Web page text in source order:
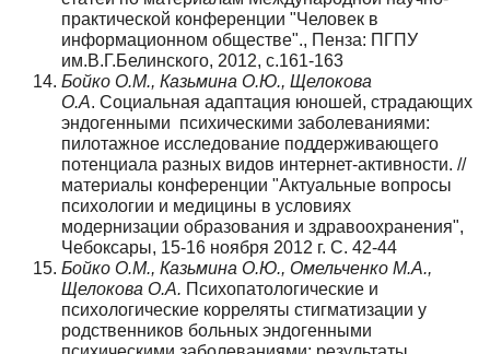
практической конференции "Человек в
информационном обществе"., Пенза: ПГПУ
им.В.Г.Белинского, 2012, с.161-163
Бойко О.М., Казьмина О.Ю., Щелокова
О.А. Социальная адаптация юношей, страдающих
эндогенными психическими заболеваниями:
пилотажное исследование поддерживающего
потенциала разных видов интернет-активности. //
материалы конференции "Актуальные вопросы
психологии и медицины в условиях
модернизации образования и здравоохранения",
Чебоксары, 15-16 ноября 2012 г. С. 42-44
Бойко О.М., Казьмина О.Ю., Омельченко М.А.,
Щелокова О.А. Психопатологические и
психологические корреляты стигматизации у
родственников больных эндогенными